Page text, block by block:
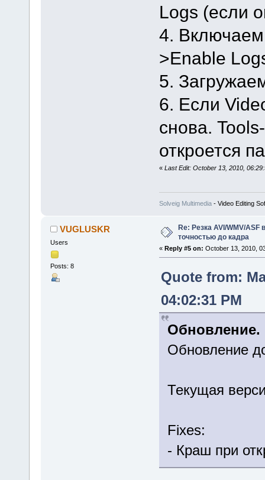
Logs (если
4. Включаем
>Enable
5.
6. Если
снова.
откроется
« Last Edit: October 13, 2010,
Solveig Multimedia- Video Editing
VUGLUSKR
Users
Posts: 8
Re: Резка AVI/WMV/
точностью до кадра
« Reply #5 on: October 13, 2010,
Quote from:
04:02:31 PM
Обновление.
Обновление
Текущая
Fixes:
- Краш при